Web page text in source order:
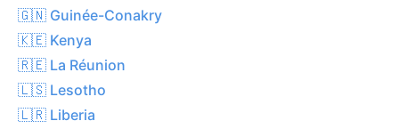
🇬🇳 Guinée-Conakry
🇰🇪 Kenya
🇷🇪 La Réunion
🇱🇸 Lesotho
🇱🇷 Liberia